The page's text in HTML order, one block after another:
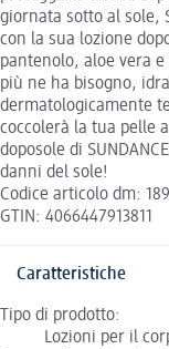
giornata sotto al sole,
con la sua lozione
pantenolo, aloe vera
più ne ha bisogno,
dermatologicamente
coccolerà la tua pelle
doposole di
danni del sole!
Codice articolo dm:
GTIN: 4066447913811
Caratteristiche
Tipo di prodotto:
Lozioni per il